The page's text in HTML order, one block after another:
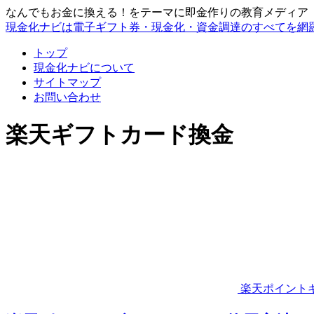
なんでもお金に換える！をテーマに即金作りの教育メディア
現金化ナビは電子ギフト券・現金化・資金調達のすべてを網
トップ
現金化ナビについて
サイトマップ
お問い合わせ
楽天ギフトカード換金
楽天ポイント